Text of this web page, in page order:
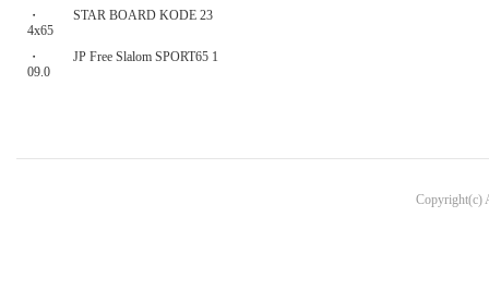
・
STAR BOARD KODE 23
4x65
・
JP Free Slalom SPORT65 1
09.0
Copyright(c)